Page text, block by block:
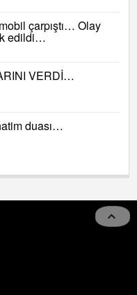
çarpıştı… Olay
edildi…
VERDİ…
duası…